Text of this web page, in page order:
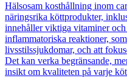
Hälsosam kosthållning inom
näringsrika köttprodukter,
innehåller viktiga vitaminer
inflammatoriska reaktioner,
livsstilssjukdomar, och att
Det kan verka begränsande,
insikt om kvaliteten på varje